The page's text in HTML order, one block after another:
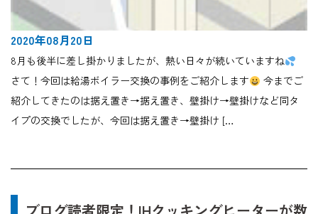
2020年08月20日
8月も後半に差し掛かりましたが、熱い日々が続いていますね
さて！今回は給湯ボイラー交換の事例をご紹介します
今までご
紹介してきたのは据え置き→据え置き、壁掛け→壁掛けなど同タ
イプの交換でしたが、今回は据え置き→壁掛け […